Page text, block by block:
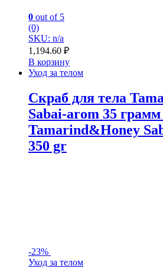
0 out of 5
(0)
SKU: n/a
1,194.60 ₽
В корзину
Уход за телом
Скраб для тела
Sabai-arom 35
Tamarind&Honey
350 gr
-23%
Уход за телом